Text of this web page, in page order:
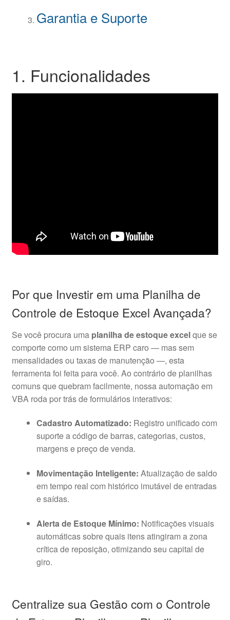
Garantia e Suporte
1. Funcionalidades
Por que Investir em uma Planilha de
Controle de Estoque Excel Avançada?
Se você procura uma planilha de estoque excelque se
comporte como um sistema ERP caro — mas sem
mensalidades ou taxas de manutenção —, esta
ferramenta foi feita para você. Ao contrário de planilhas
comuns que quebram facilmente, nossa automação em
VBA roda por trás de formulários interativos:
Cadastro Automatizado: Registro unificado com
suporte a código de barras, categorias, custos,
margens e preço de venda.
Movimentação Inteligente: Atualização de saldo
em tempo real com histórico imutável de entradas
e saídas.
Alerta de Estoque Mínimo: Notificações visuais
automáticas sobre quais itens atingiram a zona
crítica de reposição, otimizando seu capital de
giro.
Centralize sua Gestão com o Controle